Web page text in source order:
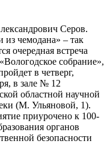
Серов.
из чемодана» – так
очередная встреча
собрание»,
в четверг,
в зале № 12
областной научной
(М. Ульяновой, 1).
приурочено к 100-
органов
безопасности